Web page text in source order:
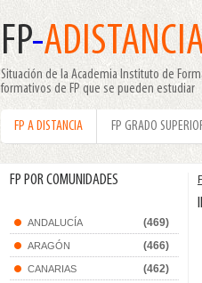
FP-
Situación de la Academia Instituto de
formativos de FP que se pueden estudiar
FP A DISTANCIA FP GRADO
FP POR COMUNIDADES
ANDALUCÍA (469)
ARAGÓN (466)
CANARIAS (462)